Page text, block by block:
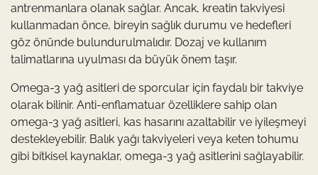
antrenmanlara olanak sağlar. Ancak, kreatin takviyesi
kullanmadan önce, bireyin sağlık durumu ve hedefleri
göz önünde bulundurulmalıdır. Dozaj ve kullanım
talimatlarına uyulması da büyük önem taşır.
Omega-3 yağ asitleri de sporcular için faydalı bir takviye
olarak bilinir. Anti-enflamatuar özelliklere sahip olan
omega-3 yağ asitleri, kas hasarını azaltabilir ve iyileşmeyi
destekleyebilir. Balık yağı takviyeleri veya keten tohumu
gibi bitkisel kaynaklar, omega-3 yağ asitlerini sağlayabilir.